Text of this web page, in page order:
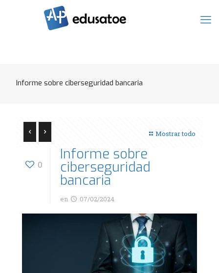
Informe sobre ciberseguridad bancaria
Mostrar todo
0
Informe sobre
ciberseguridad
bancaria
en 07/02/2024